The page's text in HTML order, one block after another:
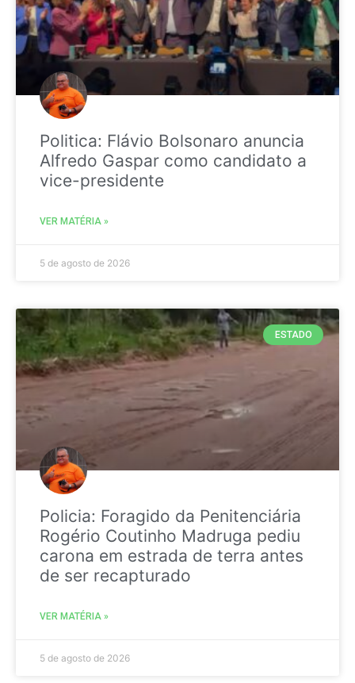
Politica: Flávio Bolsonaro anuncia
Alfredo Gaspar como candidato a
vice-presidente
VER MATÉRIA »
5 de agosto de 2026
ESTADO
Policia: Foragido da Penitenciária
Rogério Coutinho Madruga pediu
carona em estrada de terra antes
de ser recapturado
VER MATÉRIA »
5 de agosto de 2026